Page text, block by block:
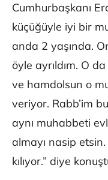
Cumhurbaşkanı
küçüğüyle iyi bir
anda 2 yaşında.
öyle ayrıldım. O
ve hamdolsun o
veriyor. Rabb’im
aynı muhabbeti
almayı nasip
kılıyor.” diye